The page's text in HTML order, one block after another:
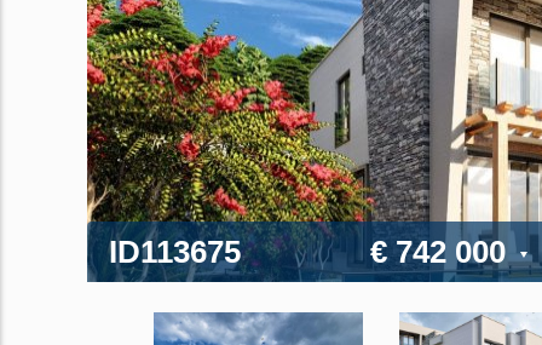
ID113675 € 742 000